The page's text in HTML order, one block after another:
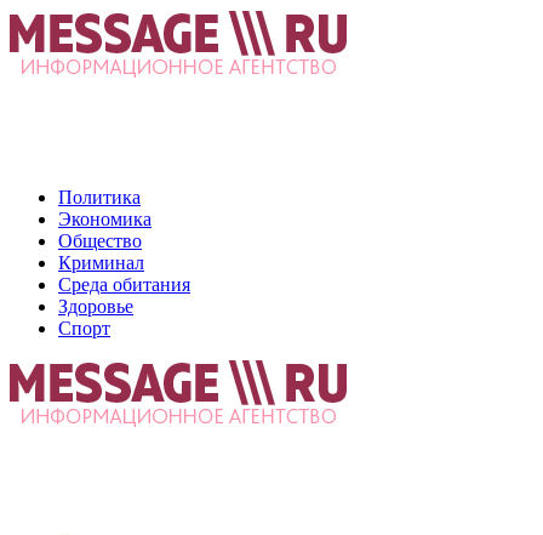
Политика
Экономика
Общество
Криминал
Среда обитания
Здоровье
Спорт